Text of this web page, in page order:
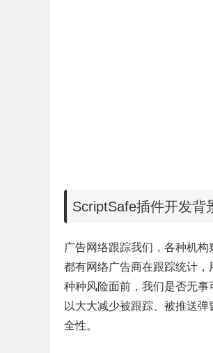
ScriptSafe插件开发背
广告网络跟踪我们，各种机
都有网络广告商在跟踪统计
种种风险面前，我们是否无
以大大减少被跟踪、被推送
全性。